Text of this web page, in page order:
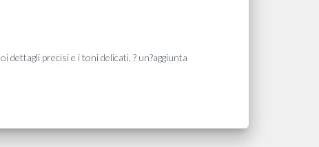
dettagli precisi e i toni delicati, ? un?aggiunta